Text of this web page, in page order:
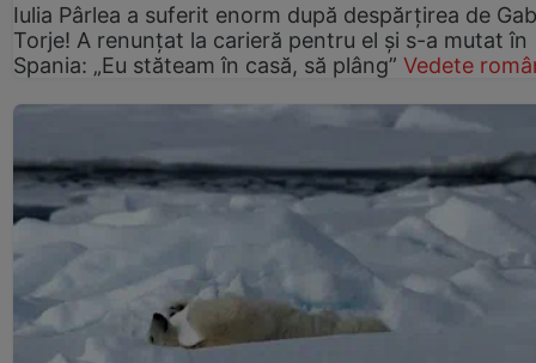
Iulia Pârlea a suferit enorm după despărțirea de
Torje! A renunțat la carieră pentru el și s-a mutat în
Spania: „Eu stăteam în casă, să plâng” Vedete